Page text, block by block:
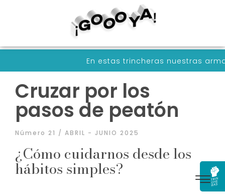
En estas trincheras nuestras armas son
Cruzar por los
pasos de peatón
Número 21 / ABRIL - JUNIO 2025
¿Cómo cuidarnos desde los
hábitos simples?